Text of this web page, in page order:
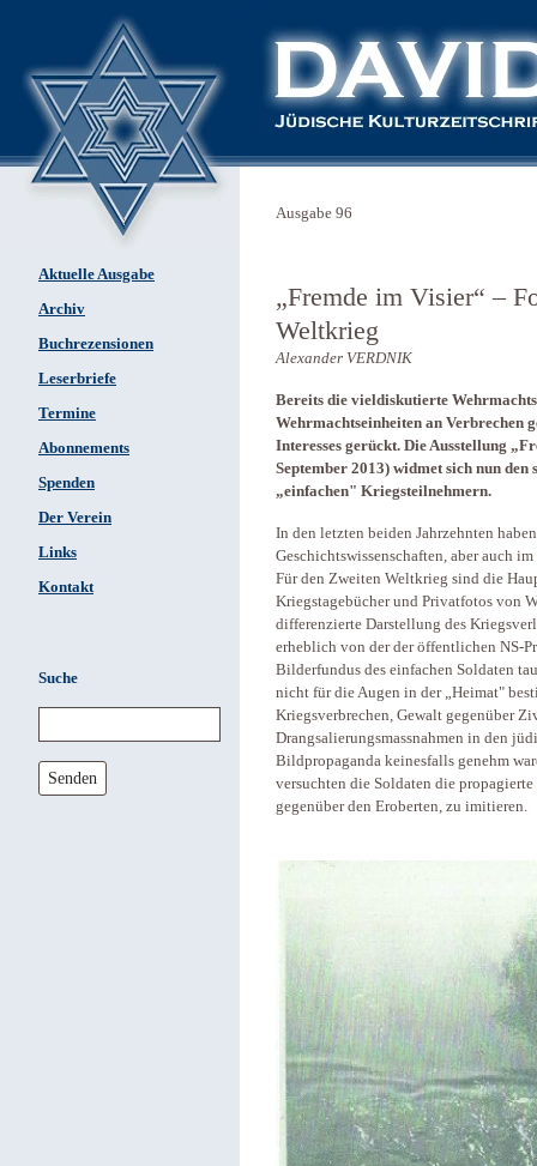
Aktuelle Ausgabe
Archiv
Buchrezensionen
Leserbriefe
Termine
Abonnements
Spenden
Der Verein
Links
Kontakt
Suche
Senden
Ausgabe 96
„Fremde im Visier“ –
Weltkrieg
Alexander VERDNIK
Bereits die vieldiskutierte
Wehrmachtseinheiten an Verbrechen
Interesses gerückt. Die Ausstellung
September 2013) widmet sich nun
„einfachen" Kriegsteilnehmern.
In den letzten beiden Jahrzehnten
Geschichtswissenschaften, aber auch
Für den Zweiten Weltkrieg sind die
Kriegstagebücher und Privatfotos von
differenzierte Darstellung des
erheblich von der der öffentlichen NS-
Bilderfundus des einfachen Soldaten
nicht für die Augen in der „Heimat"
Kriegsverbrechen, Gewalt gegenüber
Drangsalierungsmassnahmen in den
Bildpropaganda keinesfalls genehm
versuchten die Soldaten die
gegenüber den Eroberten, zu imitieren.